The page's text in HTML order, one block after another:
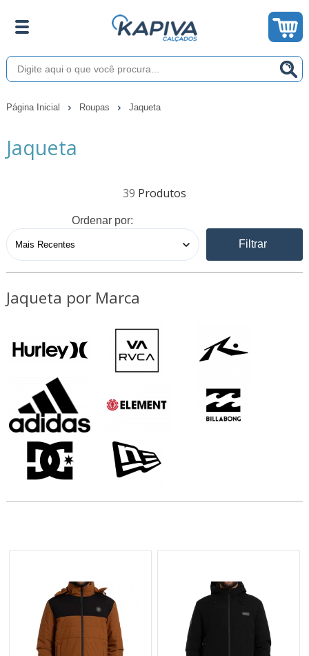
Página Inicial Roupas Jaqueta
Jaqueta
39
Ordenar por:
Filtrar
Jaqueta por Marca